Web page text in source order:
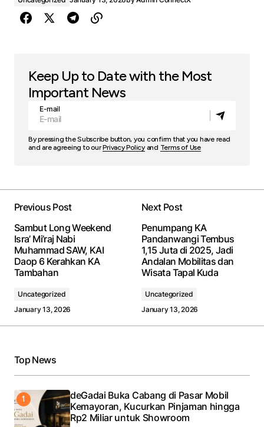
Keep Up to Date with the Most
Important News
E-mail
By pressing the Subscribe button, you confirm that you have read
and are agreeing to ourPrivacy Policyand Terms of Use
Previous Post
Sambut Long Weekend
Isra’ Mi’raj Nabi
Muhammad SAW, KAI
Daop 6 Kerahkan KA
Tambahan
Uncategorized
January 13, 2026
Next Post
Penumpang KA
Pandanwangi Tembus
1,15 Juta di 2025, Jadi
Andalan Mobilitas dan
Wisata Tapal Kuda
Uncategorized
January 13, 2026
Top News
deGadai Buka Cabang di Pasar Mobil
Kemayoran, Kucurkan Pinjaman hingga
Rp2 Miliar untuk Showroom